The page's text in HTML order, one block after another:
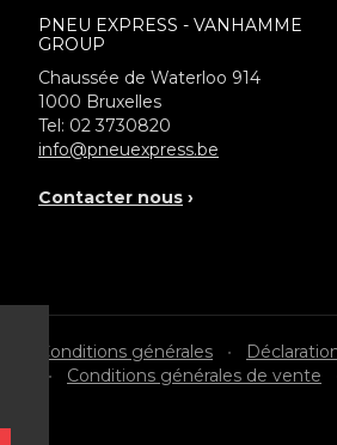
PNEU EXPRESS - VANHAMME
GROUP
Chaussée de Waterloo 914
1000 Bruxelles
Tel: 02 3730820
info@pneuexpress.be
Contacter nous ›
Conditions générales •
•
Conditions générales de vente